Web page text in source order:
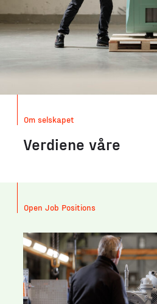
Om selskapet
Ver­di­ene våre
Open Job Positions